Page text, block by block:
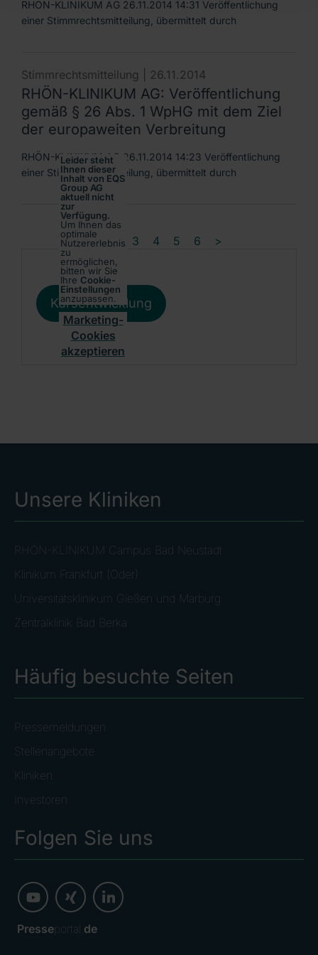
RHÖN-KLINIKUM AG 26.11.2014 14:31 Veröffentlichung
einer Stimmrechtsmitteilung, übermittelt durch
Stimmrechtsmitteilung | 26.11.2014
RHÖN-KLINIKUM AG: Veröffentlichung
gemäß § 26 Abs. 1 WpHG mit dem Ziel
der europaweiten Verbreitung
RHÖN-KLINIKUM AG 26.11.2014 14:23 Veröffentlichung
einer Stimmrechtsmitteilung, übermittelt durch
1 2 3 4 5 6 >
Leider steht
Ihnen dieser
Inhalt von EQS
Group AG
aktuell nicht
zur
Verfügung.
Um Ihnen das
optimale
Nutzererlebnis
zu
ermöglichen,
bitten wir Sie
Ihre Cookie-
Einstellungen
anzupassen.
Marketing-
Cookies
akzeptieren
Kursentwicklung
Unsere Kliniken
RHÖN-KLINIKUM Campus Bad Neustadt
Klinikum Frankfurt (Oder)
Universitätsklinikum Gießen und Marburg
Zentralklinik Bad Berka
Häufig besuchte Seiten
Pressemeldungen
Stellenangebote
Kliniken
Investoren
Folgen Sie uns
Presseportal. de